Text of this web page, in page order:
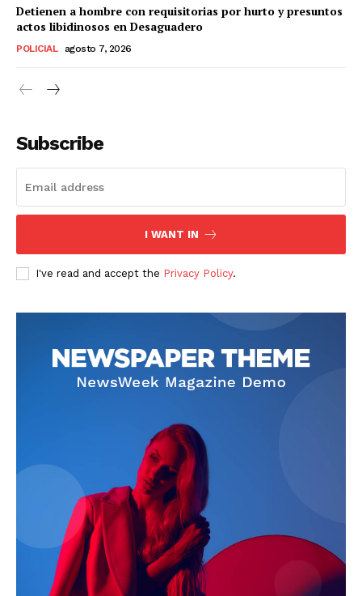
SUSCRIBETE
Nosotros
Detienen a hombre con requisitorias por hurto y presuntos
actos libidinosos en Desaguadero
POLICIAL agosto 7, 2026
Subscribe
I WANT IN
I've read and accept the Privacy Policy.